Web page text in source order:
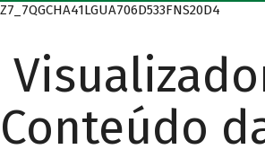
Z7_7QGCHA41LGUA706D533FNS20D4
Conteúdo